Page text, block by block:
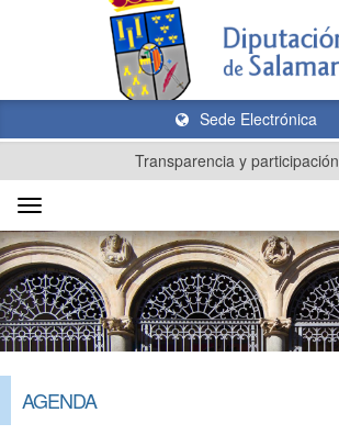
Sede Electrónica
Transparencia y participación
Toggle
navigation
AGENDA